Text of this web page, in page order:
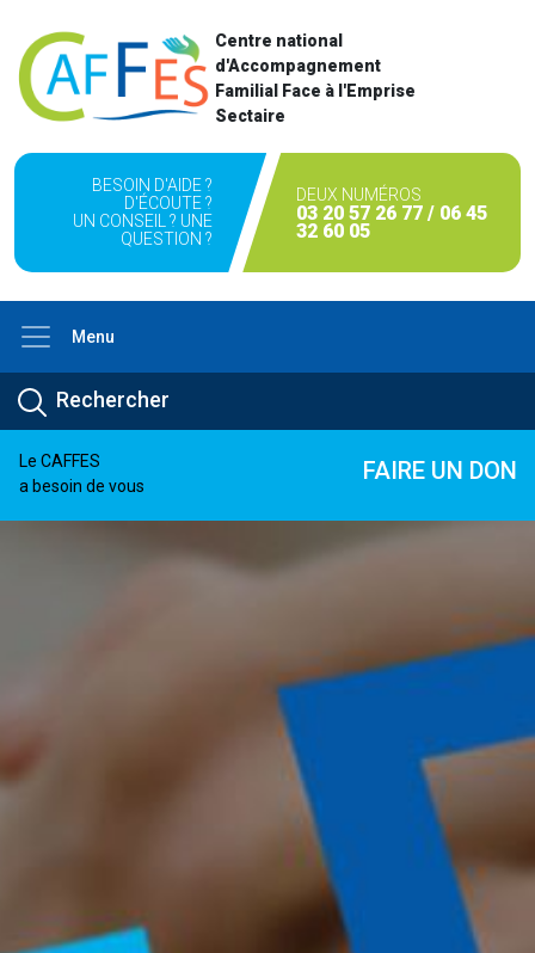
Centre national
d'Accompagnement
Familial Face à l'Emprise
Sectaire
BESOIN D'AIDE ?
D'ÉCOUTE ?
UN CONSEIL ? UNE
QUESTION ?
DEUX NUMÉROS
03 20 57 26 77 / 06 45
32 60 05
Menu
Le CAFFES
a besoin de vous
FAIRE UN DON